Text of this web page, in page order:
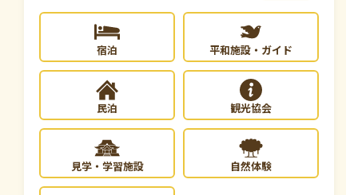
支援･イベント
学習資料
参加者の声
安全･安心
宿泊 平和施設・ガイド
民泊 観光協会
見学・学習施設 自然体験